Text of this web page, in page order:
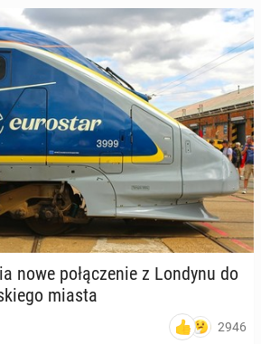
nowe po­łą­cze­nie z Londynu do
miasta
2946